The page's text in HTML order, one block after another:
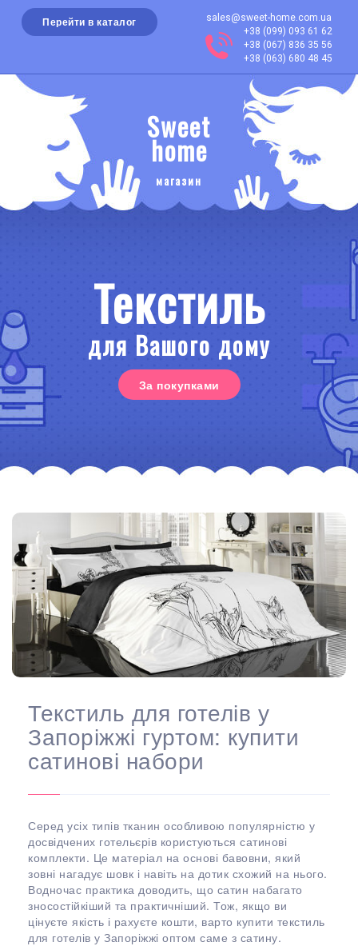
Перейти в каталог
sales@sweet-home.com.ua
+38 (099) 093 61 62
+38 (067) 836 35 56
+38 (063) 680 48 45
Sweet
home
магазин
Текстиль
для Вашого дому
За покупками
Текстиль для готелів у
Запоріжжі гуртом: купити
сатинові набори
Серед усіх типів тканин особливою популярністю у
досвідчених готельєрів користуються сатинові
комплекти. Це матеріал на основі бавовни, який
зовні нагадує шовк і навіть на дотик схожий на нього.
Водночас практика доводить, що сатин набагато
зносостійкіший та практичніший. Тож, якщо ви
цінуєте якість і рахуєте кошти, варто купити текстиль
для готелів у Запоріжжі оптом саме з сатину.